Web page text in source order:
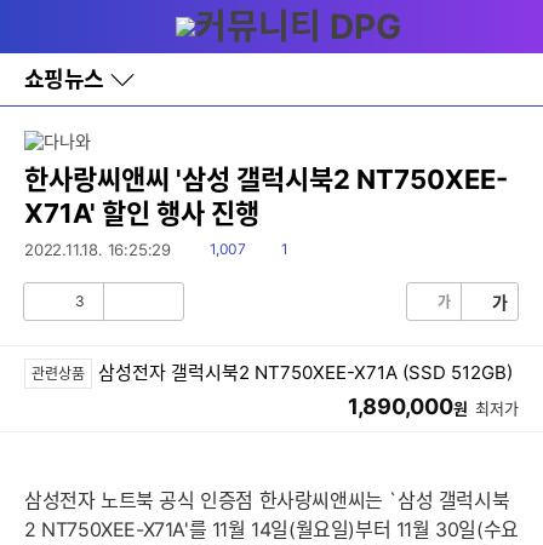
와
홈
쇼핑뉴스
바
로
레
이
어
창
토
한사랑씨앤씨 '삼성 갤럭시북2 NT750XEE-
X71A' 할인 행사 진행
2022.11.18. 16:25:29
읽
1,007
댓1
3 가 가
관련상품 삼성전자 갤럭시북2 NT750XEE-X71A (SSD 512GB)
1,890,000원 최저가
삼성전자 노트북 공식 인증점 한사랑씨앤씨는 `삼성 갤럭시북
2 NT750XEE-X71A'를 11월 14일(월요일)부터 11월 30일(수요